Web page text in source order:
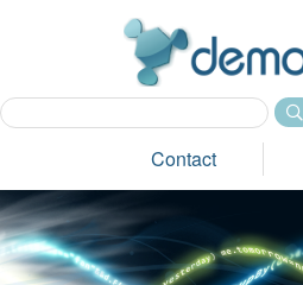
Contact